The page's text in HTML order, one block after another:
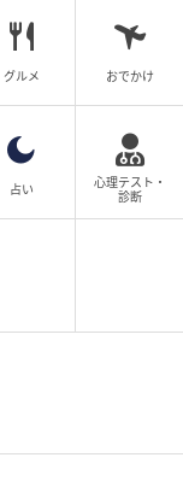
グルメ おでかけ
占い
心理テスト・
診断